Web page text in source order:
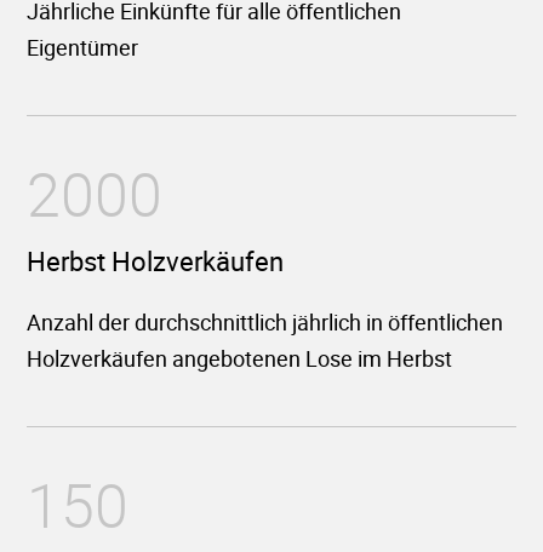
Jährliche Einkünfte für alle öffentlichen
Eigentümer
2000
Herbst Holzverkäufen
Anzahl der durchschnittlich jährlich in öffentlichen
Holzverkäufen angebotenen Lose im Herbst
150